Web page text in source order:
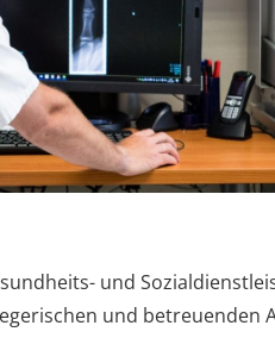
und
und betreuenden